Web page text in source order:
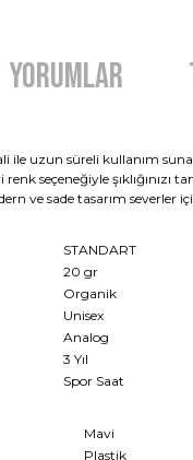
Yorumlar
ile uzun süreli kullanım
renk seçeneğiyle
ve sade tasarım severler
STANDART
20 gr
Organik
Unisex
Analog
3 Yıl
Spor Saat
Mavi
Plastik